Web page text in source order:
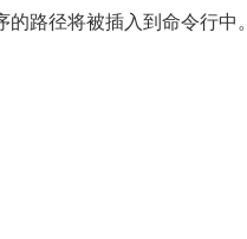
路径将被插入到命令行